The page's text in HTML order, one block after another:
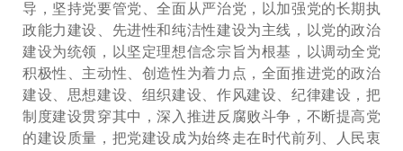
导，坚持党要管党、全面从严治党，以加强党的长期执
政能力建设、先进性和纯洁性建设为主线，以党的政治
建设为统领，以坚定理想信念宗旨为根基，以调动全党
积极性、主动性、创造性为着力点，全面推进党的政治
建设、思想建设、组织建设、作风建设、纪律建设，把
制度建设贯穿其中，深入推进反腐败斗争，不断提高党
的建设质量，把党建设成为始终走在时代前列、人民衷